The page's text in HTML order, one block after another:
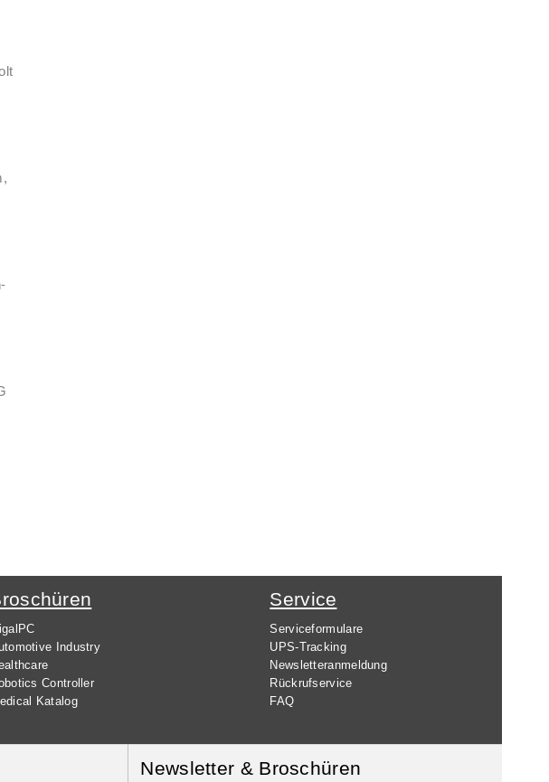
Industry
Controller
Katalog
Service
Serviceformulare
UPS-Tracking
Newsletteranmeldung
Rückrufservice
FAQ
Newsletter & Broschüren